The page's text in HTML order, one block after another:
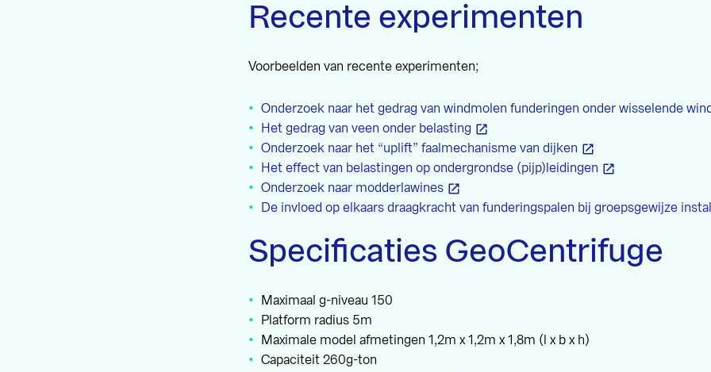
Recente experimenten
Voorbeelden van recente experimenten;
Onderzoek naar het gedrag van windmolen funderingen onder wisselende
Het gedrag van veen onder belasting
Onderzoek naar het “uplift” faalmechanisme van dijken
Het effect van belastingen op ondergrondse (pijp)leidingen
Onderzoek naar modderlawines
De invloed op elkaars draagkracht van funderingspalen bij groepsgewijze
Specificaties GeoCentrifuge
Maximaal g-niveau 150
Platform radius 5m
Maximale model afmetingen 1,2m x 1,2m x 1,8m (l x b x h)
Capaciteit 260g-ton